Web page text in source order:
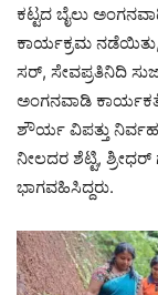
ಕಟ್ಟದ ಬೈಲು
ಕಾರ್ಯಕ್ರಮ ನಡೆಯಿತು,
ಸರ್, ಸೇವಪ್ರತಿನಿದಿ
ಅಂಗನವಾಡಿ
ಶೌರ್ಯ ವಿಪತ್ತು
ನೀಲದರ ಶೆಟ್ಟಿ,
ಭಾಗವಹಿಸಿದ್ದರು.